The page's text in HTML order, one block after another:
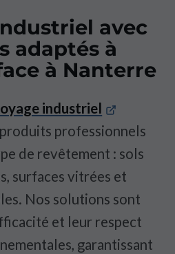
avec
adaptés à
à Nanterre
industriel
professionnels
de revêtement : sols
surfaces vitrées et
Nos solutions sont
et leur respect
garantissant